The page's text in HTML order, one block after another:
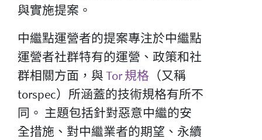
與實施提案。
中繼點運營者的提案專注於中繼點
運營者社群特有的運營、政策和社
群相關方面，與Tor 規格 （又稱
torspec）所涵蓋的技術規格有所不
同。 主題包括針對惡意中繼的安
全措施、對中繼業者的期望、永續